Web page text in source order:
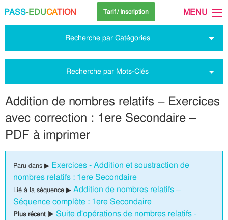
PASS-EDUCATION Tarif / Inscription MENU
Recherche par Catégories
Recherche par Mots-Clés
Addition de nombres relatifs – Exercices
avec correction : 1ere Secondaire –
PDF à imprimer
Paru dans ▶ Exercices - Addition et soustraction de
nombres relatifs : 1ere Secondaire
Lié à la séquence ▶ Addition de nombres relatifs –
Séquence complète : 1ere Secondaire
Plus récent ▶ Suite d'opérations de nombres relatifs -